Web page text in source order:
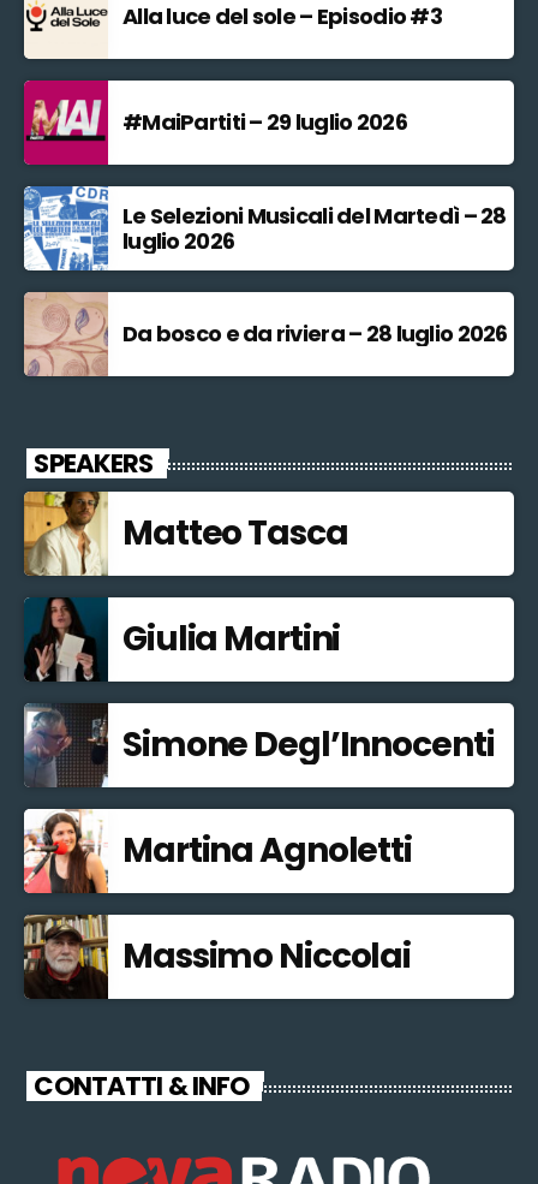
Alla luce del sole – Episodio #3
#MaiPartiti – 29 luglio 2026
Le Selezioni Musicali del Martedì – 28
luglio 2026
Da bosco e da riviera – 28 luglio 2026
SPEAKERS
Matteo Tasca
Giulia Martini
Simone Degl’Innocenti
Martina Agnoletti
Massimo Niccolai
CONTATTI & INFO